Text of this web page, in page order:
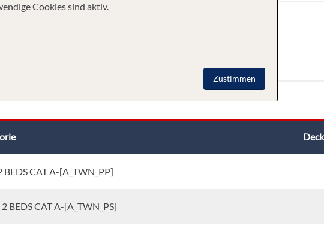
Deck
CAT A-[A_TWN_PP]
BEDS CAT A-[A_TWN_PS]
Cookies sind aktiv.
Zustimmen